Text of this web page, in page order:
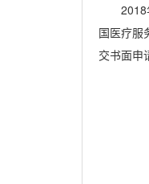
国医疗服
交书面申